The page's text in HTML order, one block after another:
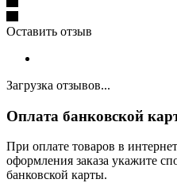
Оставить отзыв
Загрузка отзывов...
Оплата банковской
При оплате товаров в
оформления заказа укажите
банковской карты.